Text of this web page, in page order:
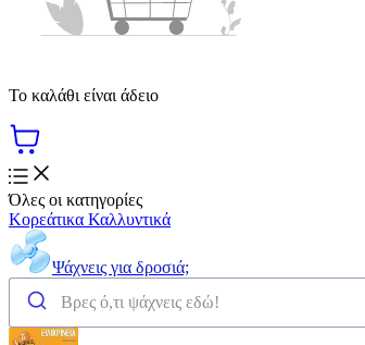
Το καλάθι είναι άδειο
Όλες οι κατηγορίες
Κορεάτικα Καλλυντικά
Ψάχνεις για δροσιά;